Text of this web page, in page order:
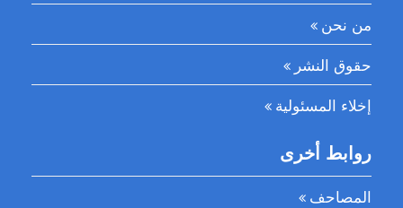
من نحن
حقوق النشر
إخلاء المسئولية
روابط أخرى
المصاحف